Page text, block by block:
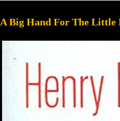
A Big Hand For The Little